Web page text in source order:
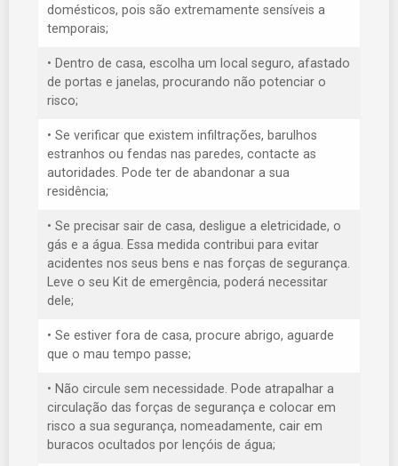
domésticos, pois são extremamente sensíveis a
temporais;
• Dentro de casa, escolha um local seguro, afastado
de portas e janelas, procurando não potenciar o
risco;
• Se verificar que existem infiltrações, barulhos
estranhos ou fendas nas paredes, contacte as
autoridades. Pode ter de abandonar a sua
residência;
• Se precisar sair de casa, desligue a eletricidade, o
gás e a água. Essa medida contribui para evitar
acidentes nos seus bens e nas forças de segurança.
Leve o seu Kit de emergência, poderá necessitar
dele;
• Se estiver fora de casa, procure abrigo, aguarde
que o mau tempo passe;
• Não circule sem necessidade. Pode atrapalhar a
circulação das forças de segurança e colocar em
risco a sua segurança, nomeadamente, cair em
buracos ocultados por lençóis de água;